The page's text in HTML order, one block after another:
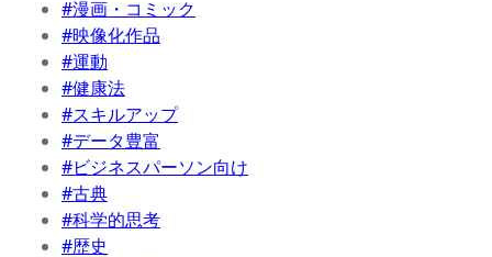
#漫画・コミック
#映像化作品
#運動
#健康法
#スキルアップ
#データ豊富
#ビジネスパーソン向け
#古典
#科学的思考
#歴史